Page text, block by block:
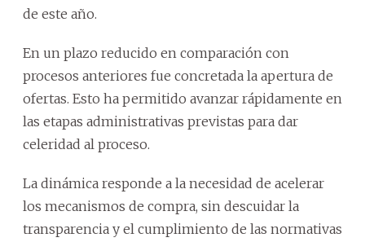
de este año.
En un plazo reducido en comparación con
procesos anteriores fue concretada la apertura de
ofertas. Esto ha permitido avanzar rápidamente en
las etapas administrativas previstas para dar
celeridad al proceso.
La dinámica responde a la necesidad de acelerar
los mecanismos de compra, sin descuidar la
transparencia y el cumplimiento de las normativas